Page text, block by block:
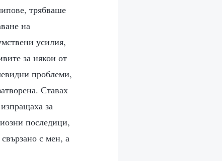
трябваше
на
усилия,
за някои от
проблеми,
Ставах
за
последици,
с мен, а